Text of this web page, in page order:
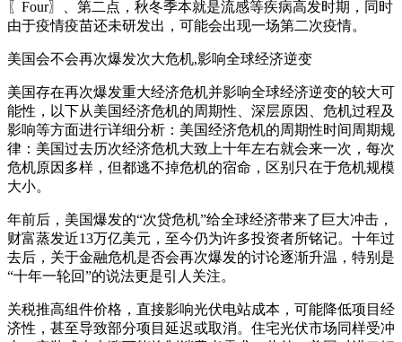
〖Four〗、第二点，秋冬季本就是流感等疾病高发时期，同时
由于疫情疫苗还未研发出，可能会出现一场第二次疫情。
美国会不会再次爆发次大危机,影响全球经济逆变
美国存在再次爆发重大经济危机并影响全球经济逆变的较大可
能性，以下从美国经济危机的周期性、深层原因、危机过程及
影响等方面进行详细分析：美国经济危机的周期性时间周期规
律：美国过去历次经济危机大致上十年左右就会来一次，每次
危机原因多样，但都逃不掉危机的宿命，区别只在于危机规模
大小。
年前后，美国爆发的“次贷危机”给全球经济带来了巨大冲击，
财富蒸发近13万亿美元，至今仍为许多投资者所铭记。十年过
去后，关于金融危机是否会再次爆发的讨论逐渐升温，特别是
“十年一轮回”的说法更是引人关注。
关税推高组件价格，直接影响光伏电站成本，可能降低项目经
济性，甚至导致部分项目延迟或取消。住宅光伏市场同样受冲